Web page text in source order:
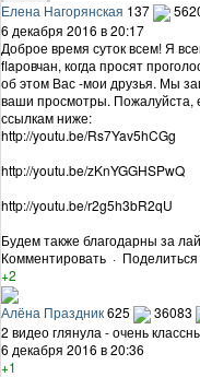
Елена Нагорянская 137
6 декабря 2016 в 20:17
Доброе время суток всем! Я
flapовчан, когда просят
об этом Вас -мои друзья. Мы
ваши просмотры. Пожалуйста,
ссылкам ниже:
http://youtu.be/Rs7Yav5hCGg
http://youtu.be/zKnYGGHSPwQ
http://youtu.be/r2g5h3bR2qU
Будем также благодарны за
Комментировать · Поделиться
+2
Алёна Праздник625
36083
2 видео глянула - очень
6 декабря 2016 в 20:36
+1